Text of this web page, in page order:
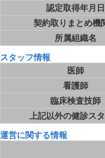
認定取得年月日
契約取りまとめ機
所属組織名
スタッフ情報
医師
看護師
臨床検査技師
上記以外の健診ス
運営に関する情報